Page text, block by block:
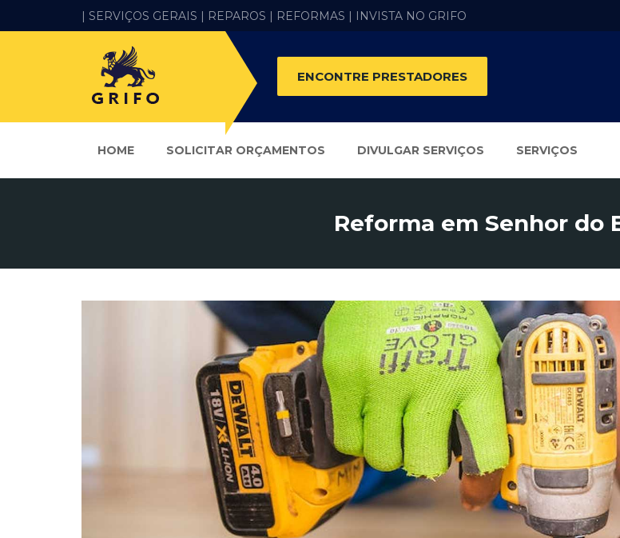
| SERVIÇOS GERAIS | REPAROS | REFORMAS | INVISTA NO GRIFO
ENCONTRE PRESTADORES
HOME SOLICITAR ORÇAMENTOS DIVULGAR SERVIÇOS SERVIÇOS
Reforma em Senhor do